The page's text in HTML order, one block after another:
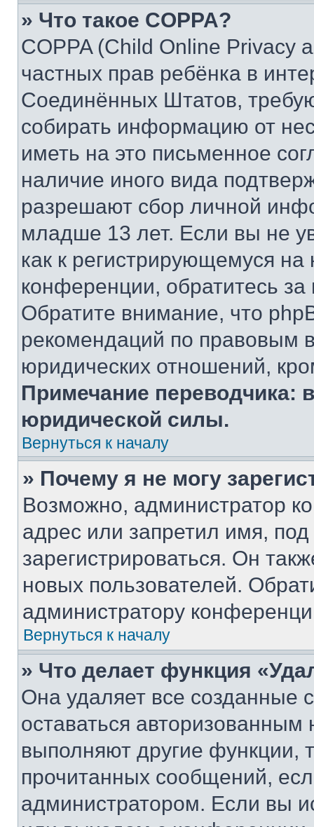
» Что такое COPPA?
COPPA (Child Online Privacy
частных прав ребёнка в
Соединённых Штатов,
собирать информацию от
иметь на это письменное
наличие иного вида
разрешают сбор личной
младше 13 лет. Если вы не
как к регистрирующемуся
конференции, обратитесь
Обратите внимание, что
рекомендаций по правовым
юридических отношений,
Примечание переводчика:
юридической силы.
Вернуться к началу
» Почему я не могу
Возможно, администратор
адрес или запретил имя,
зарегистрироваться. Он
новых пользователей.
администратору
Вернуться к началу
» Что делает функция
Она удаляет все созданные
оставаться
выполняют другие функции,
прочитанных сообщений,
администратором. Если вы